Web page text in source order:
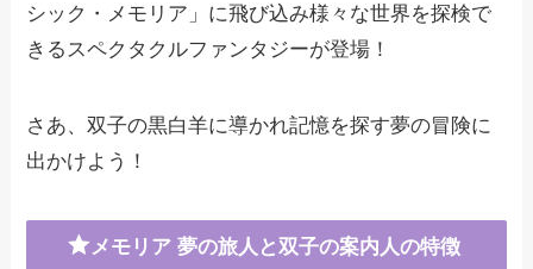
シック・メモリア」に飛び込み様々な世界を探検で
きるスペクタクルファンタジーが登場！
さあ、双子の黒白羊に導かれ記憶を探す夢の冒険に
出かけよう！
メモリア 夢の旅人と双子の案内人の特徴